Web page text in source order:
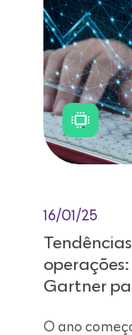
16/01/25
Gartner
O ano